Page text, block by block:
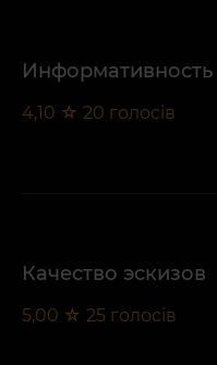
Информативность
4,10 ☆ 20 голосів
Качество эскизов
5,00 ☆ 25 голосів